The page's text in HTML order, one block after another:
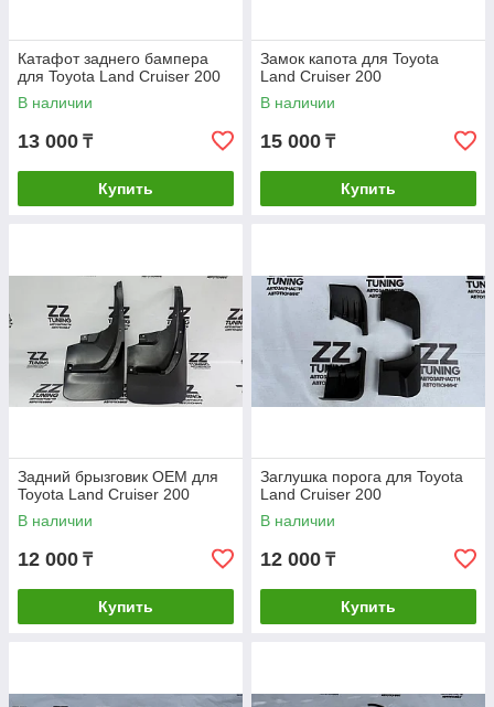
Катафот заднего бампера
для Toyota Land Cruiser 200
В наличии
13 000 ₸
Купить
Замок капота для Toyota
Land Cruiser 200
В наличии
15 000 ₸
Купить
Задний брызговик OEM для
Toyota Land Cruiser 200
В наличии
12 000 ₸
Купить
Заглушка порога для Toyota
Land Cruiser 200
В наличии
12 000 ₸
Купить